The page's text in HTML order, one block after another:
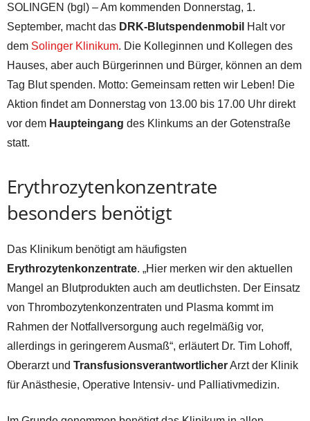
SOLINGEN (bgl) – Am kommenden Donnerstag, 1.
September, macht das DRK-Blutspendenmobil Halt vor
dem Solinger Klinikum. Die Kolleginnen und Kollegen des
Hauses, aber auch Bürgerinnen und Bürger, können an dem
Tag Blut spenden. Motto: Gemeinsam retten wir Leben! Die
Aktion findet am Donnerstag von 13.00 bis 17.00 Uhr direkt
vor dem Haupteingang des Klinkums an der Gotenstraße
statt.
Erythrozytenkonzentrate
besonders benötigt
Das Klinikum benötigt am häufigsten
Erythrozytenkonzentrate. „Hier merken wir den aktuellen
Mangel an Blutprodukten auch am deutlichsten. Der Einsatz
von Thrombozytenkonzentraten und Plasma kommt im
Rahmen der Notfallversorgung auch regelmäßig vor,
allerdings in geringerem Ausmaß“, erläutert Dr. Tim Lohoff,
Oberarzt und TransfusionsverantwortlicherArzt der Klinik
für Anästhesie, Operative Intensiv- und Palliativmedizin.